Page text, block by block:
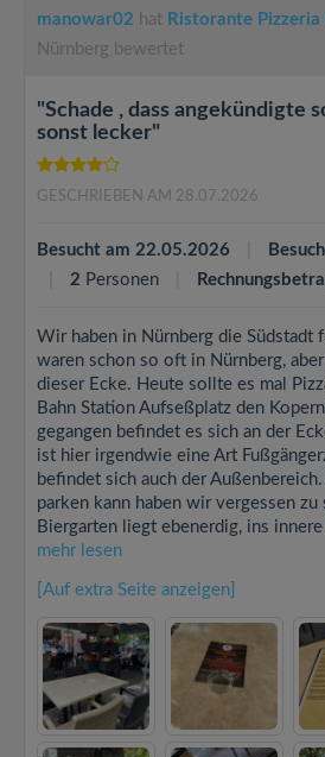
manowar02 hat Ristorante
Nürnberg bewertet
"Schade , dass angekündigte
sonst lecker"
GESCHRIEBEN AM 28.07.2026
Besucht am 22.05.2026
2 Personen
Wir haben in Nürnberg die Südstadt
waren schon so oft in Nürnberg,
dieser Ecke. Heute sollte es mal
Bahn Station Aufseßplatz den
gegangen befindet es sich an der
ist hier irgendwie eine Art
befindet sich auch der
parken kann haben wir vergessen zu
Biergarten liegt ebenerdig, ins
mehr lesen
[Auf extra Seite anzeigen]